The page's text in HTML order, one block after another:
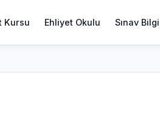
Kursu Ehliyet Okulu Sınav